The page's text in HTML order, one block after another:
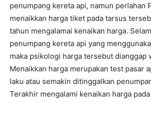
penumpang kereta api, namun perlahan
menaikkan harga tiket pada tarsus
tahun mengalamai kenaikan harga.
penumpang kereta api yang
maka psikologi harga tersebut dianggap
Menaikkan harga merupakan test pasar
laku atau semakin ditinggalkan
Terakhir mengalami kenaikan harga